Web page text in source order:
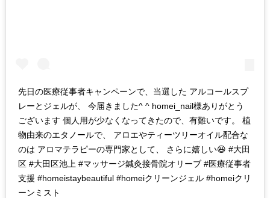
先日の医療従事者キャンペーンで、当選した アルコールスプ
レーとジェルが、 今届きました^ ^ homei_nail様ありがとう
ございます 個人用が少なくなってきたので、有難いです。 植
物由来のエタノールで、 アロエやティーツリーオイル配合な
のは アロマテラピーの専門家として、 さらに嬉しい😆 #大田
区 #大田区池上 #マッサージ鍼灸接骨院オリーブ #医療従事者
支援 #homeistaybeautiful #homeiクリーンジェル #homeiクリ
ーンミスト